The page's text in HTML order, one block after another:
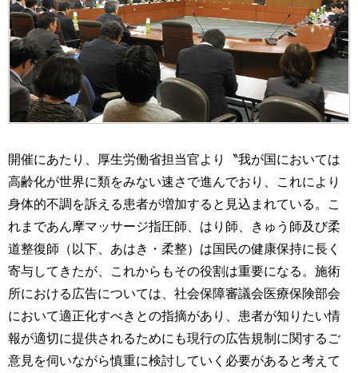
開催にあたり、厚生労働省担当官より〝我が国においては
高齢化が世界に類をみない速さで進んでおり、これにより
身体的不調を訴える患者が増加すると見込まれている。こ
れまであん摩マッサージ指圧師、はり師、きゅう師及び柔
道整復師（以下、あはき・柔整）は国民の健康保持に長く
寄与してきたが、これからもその役割は重要になる。施術
所における広告については、社会保障審議会医療保険部会
において適正化すべきとの指摘があり、患者が知りたい情
報が適切に提供されるためにも現行の広告規制に関するご
意見を伺いながら慎重に検討していく必要があると考えて